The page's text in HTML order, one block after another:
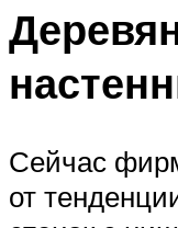
Сейчас
от